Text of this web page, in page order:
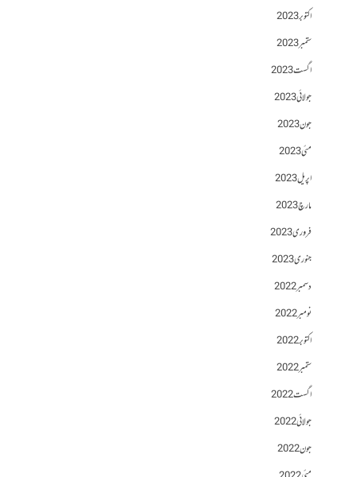
اکتوبر 2023
ستمبر 2023
اگست 2023
جولائی 2023
جون 2023
مئی 2023
اپریل 2023
مارچ 2023
فروری 2023
جنوری 2023
دسمبر 2022
نومبر 2022
اکتوبر 2022
ستمبر 2022
اگست 2022
جولائی 2022
جون 2022